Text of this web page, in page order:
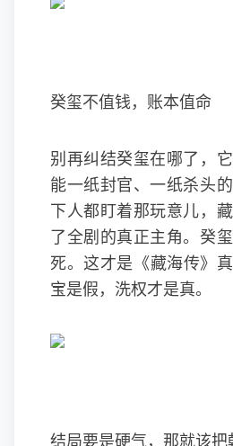
癸玺不值钱，账本值命
别再纠结癸玺在哪了，
能一纸封官、一纸杀头
下人都盯着那玩意儿，
了全剧的真正主角。癸
死。这才是《藏海传》
宝是假，洗权才是真。
结局要是硬气，那就该把